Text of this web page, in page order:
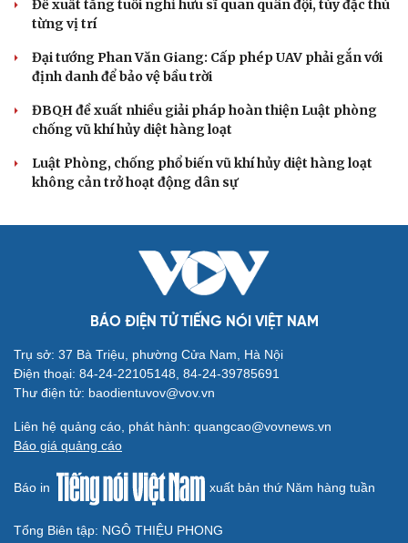
Đề xuất tăng tuổi nghỉ hưu sĩ quan quân đội, tùy đặc thù
từng vị trí
Đại tướng Phan Văn Giang: Cấp phép UAV phải gắn với
định danh để bảo vệ bầu trời
ĐBQH đề xuất nhiều giải pháp hoàn thiện Luật phòng
chống vũ khí hủy diệt hàng loạt
Luật Phòng, chống phổ biến vũ khí hủy diệt hàng loạt
không cản trở hoạt động dân sự
BÁO ĐIỆN TỬ TIẾNG NÓI VIỆT NAM
Trụ sở: 37 Bà Triệu, phường Cửa Nam, Hà Nội
Điện thoại: 84-24-22105148, 84-24-39785691
Thư điện tử: baodientuvov@vov.vn
Liên hệ quảng cáo, phát hành: quangcao@vovnews.vn
Báo giá quảng cáo
Báo in xuất bản thứ Năm hàng tuần
Tổng Biên tập: NGÔ THIỆU PHONG